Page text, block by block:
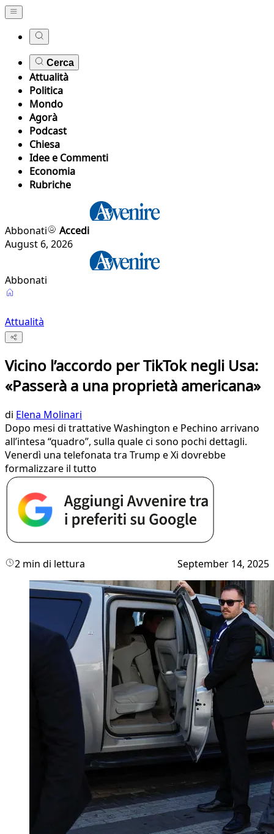
Cerca
Attualità
Politica
Mondo
Agorà
Podcast
Chiesa
Idee e Commenti
Economia
Rubriche
Abbonati
Accedi
August 6, 2026
Abbonati
Attualità
Vicino l’accordo per TikTok negli Usa:
«Passerà a una proprietà americana»
di Elena Molinari
Dopo mesi di trattative Washington e Pechino arrivano
all’intesa “quadro”, sulla quale ci sono pochi dettagli.
Venerdì una telefonata tra Trump e Xi dovrebbe
formalizzare il tutto
2 min di lettura September 14, 2025